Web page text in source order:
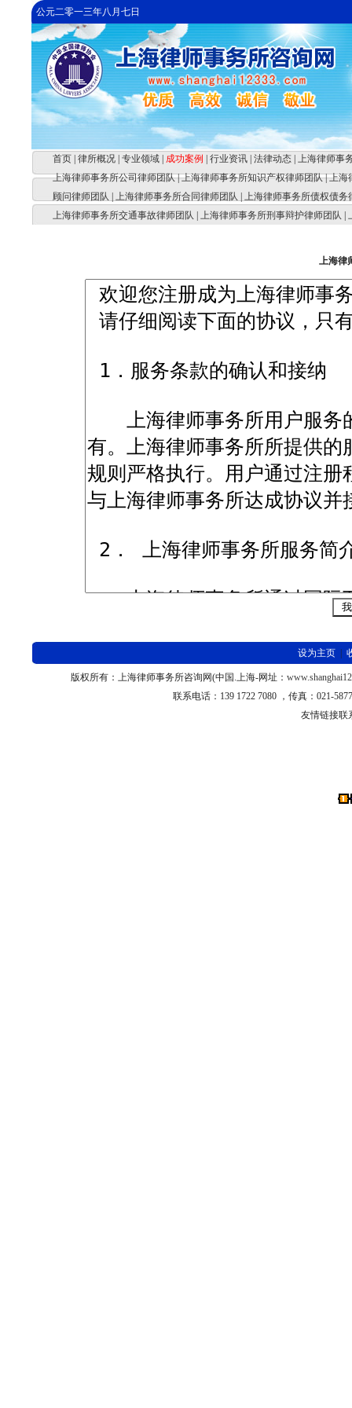
公元二零一三年八月七日
首页 律所概况 专业领域 成功案例 行业资讯 法律动态 上海律师事
上海律师事务所公司律师团队 | 上海律师事务所知识产权律师团队 | 上海
顾问律师团队
上海律师事务所合同律师团队
上海律师事务所债权债务
上海律师事务所交通事故律师团队
上海律师事务所刑事辩护律师团队
上海律
设为主页
版权所有：上海律师事务所咨询网(中国 .上海-网址：
联系电话： 139 1722 7080 ， 传真： 021-
友情链接联